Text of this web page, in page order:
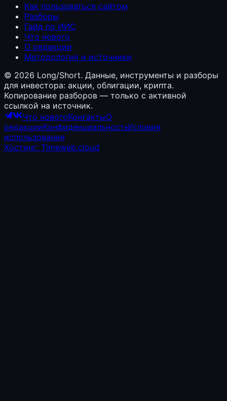
Как пользоваться сайтом
Разборы
Гайд по ИИС
Что нового
О редакции
Методология и источники
© 2026 Long/Short. Данные, инструменты и разборы
для инвестора: акции, облигации, крипта.
Копирование разборов — только с активной
ссылкой на источник.
Что новогоКонтактыО
редакцииКонфиденциальностьУсловия
использования
Хостинг: Timeweb.cloud